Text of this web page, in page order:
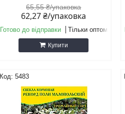
65,55 ₴/упаковка
62,27 ₴/упаковка
Готово до відправки Тільки оптом
Купити
5483